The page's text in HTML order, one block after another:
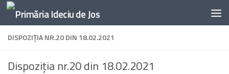
Skip to content
DISPOZIȚIA NR.20 DIN 18.02.2021
Dispoziția nr.20 din 18.02.2021